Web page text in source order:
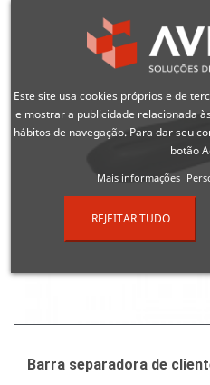
Barra separadora de
Este site usa cookies próprios e de
e mostrar a publicidade relacionada
hábitos de navegação. Para dar seu
botão
Mais informações
REJEITAR TUDO